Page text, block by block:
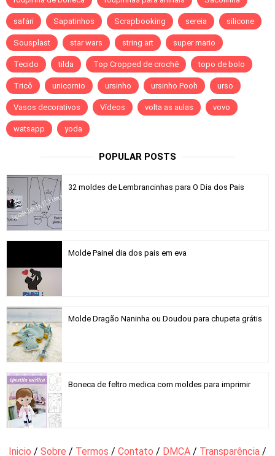
safári Sapatinhos Scrapbooking sereia silicone
Sousplast star wars string art super mario
Tecido tilda Top Cropped de crochê topo de bolo
Tricô unicornio ursinho ursinho Pooh urso
Vasos decorativos Vídeos volta as aulas vovo
watsapp yoda
POPULAR POSTS
32 moldes de Lembrancinhas para O Dia dos Pais
Molde Painel dia dos pais em eva
Molde Dragão Naninha ou Doudou para chupeta grátis
Boneca de feltro medica com moldes para imprimir
Inicio / Sobre / Termos / Contato / DMCA / Transparência /